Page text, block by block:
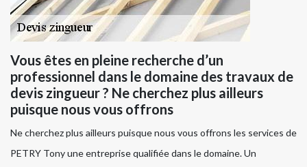
Vous êtes en pleine recherche d’un
professionnel dans le domaine des travaux de
devis zingueur ? Ne cherchez plus ailleurs
puisque nous vous offrons
Ne cherchez plus ailleurs puisque nous vous offrons les services de
PETRY Tony une entreprise qualifiée dans le domaine. Un